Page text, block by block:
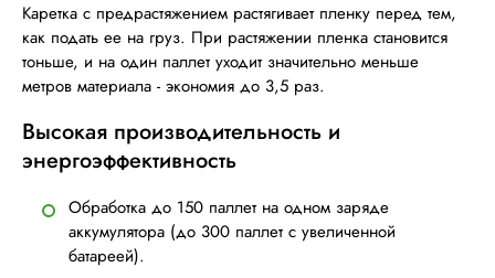
Каретка с предрастяжением растягивает пленку перед тем,
как подать ее на груз. При растяжении пленка становится
тоньше, и на один паллет уходит значительно меньше
метров материала - экономия до 3,5 раз.
Высокая производительность и
энергоэффективность
Обработка до 150 паллет на одном заряде
аккумулятора (до 300 паллет с увеличенной
батареей).